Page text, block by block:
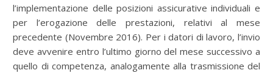
l’implementazione delle posizioni assicurative individuali e
per l’erogazione delle prestazioni, relativi al mese
precedente (Novembre 2016). Per i datori di lavoro, l’invio
deve avvenire entro l’ultimo giorno del mese successivo a
quello di competenza, analogamente alla trasmissione del